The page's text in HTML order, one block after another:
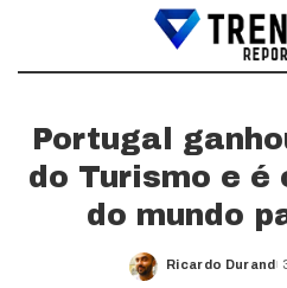
Portugal
do Turismo e é
do mundo
Posted
Ricardo Durand